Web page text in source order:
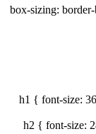
box-sizing:
h1 { font-size:
h2 { font-size: